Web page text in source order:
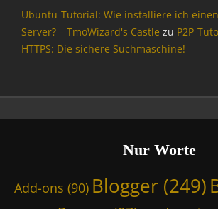
e
d
e
a
Ubuntu-Tutorial: Wie installiere ich
Server? – TmoWizard's Castle zu P2P-
HTTPS: Die sichere Suchmaschine!
Nur Worte
Add-ons (90) Blogger (249)